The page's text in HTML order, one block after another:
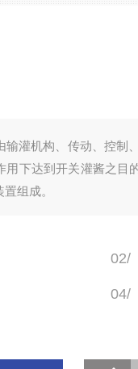
输灌机构、传动、控制
用下达到开关灌酱之目
组成。
02/
04/